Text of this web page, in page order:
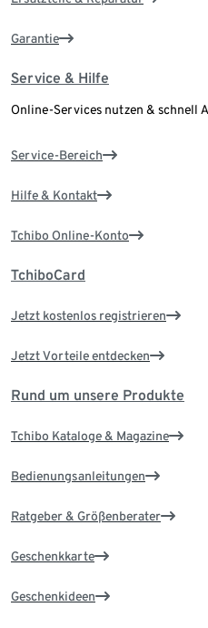
Garantie
Service & Hilfe
Online-Services nutzen & schnell
Service-Bereich
Hilfe & Kontakt
Tchibo Online-Konto
TchiboCard
Jetzt kostenlos registrieren
Jetzt Vorteile entdecken
Rund um unsere Produkte
Tchibo Kataloge & Magazine
Bedienungsanleitungen
Ratgeber & Größenberater
Geschenkkarte
Geschenkideen